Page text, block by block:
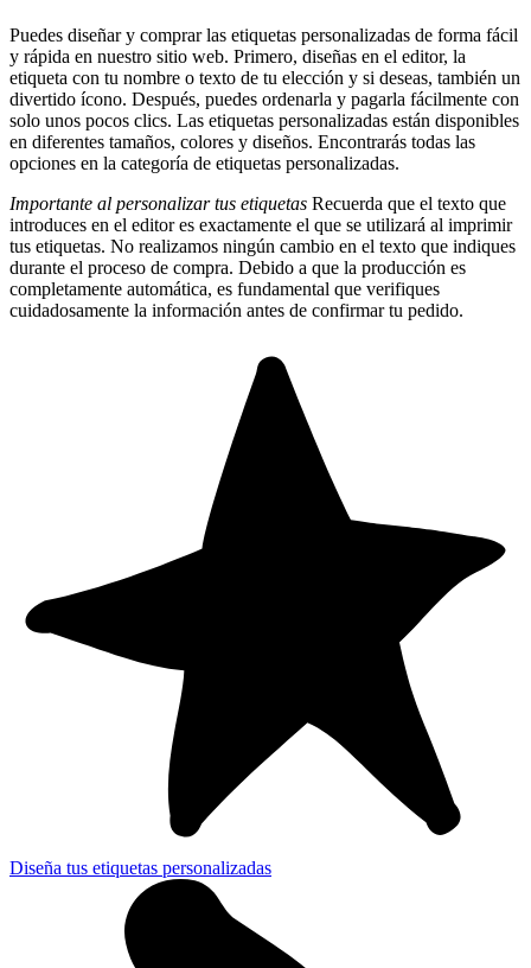
Puedes diseñar y comprar las etiquetas personalizadas de forma fácil
y rápida en nuestro sitio web. Primero, diseñas en el editor, la
etiqueta con tu nombre o texto de tu elección y si deseas, también un
divertido ícono. Después, puedes ordenarla y pagarla fácilmente con
solo unos pocos clics. Las etiquetas personalizadas están disponibles
en diferentes tamaños, colores y diseños. Encontrarás todas las
opciones en la categoría de etiquetas personalizadas.
Importante al personalizar tus etiquetas Recuerda que el texto que
introduces en el editor es exactamente el que se utilizará al imprimir
tus etiquetas. No realizamos ningún cambio en el texto que indiques
durante el proceso de compra. Debido a que la producción es
completamente automática, es fundamental que verifiques
cuidadosamente la información antes de confirmar tu pedido.
Diseña tus etiquetas personalizadas